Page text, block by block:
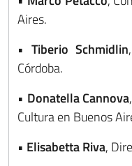
Aires.
• Tiberio Schmidlin
Córdoba.
• Donatella Cannova
Cultura en Buenos
• Elisabetta Riva,